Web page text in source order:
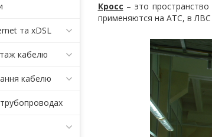
та xDSL
кабелю
кабелю
Кросс – это
применяются на АТС, в ЛВС